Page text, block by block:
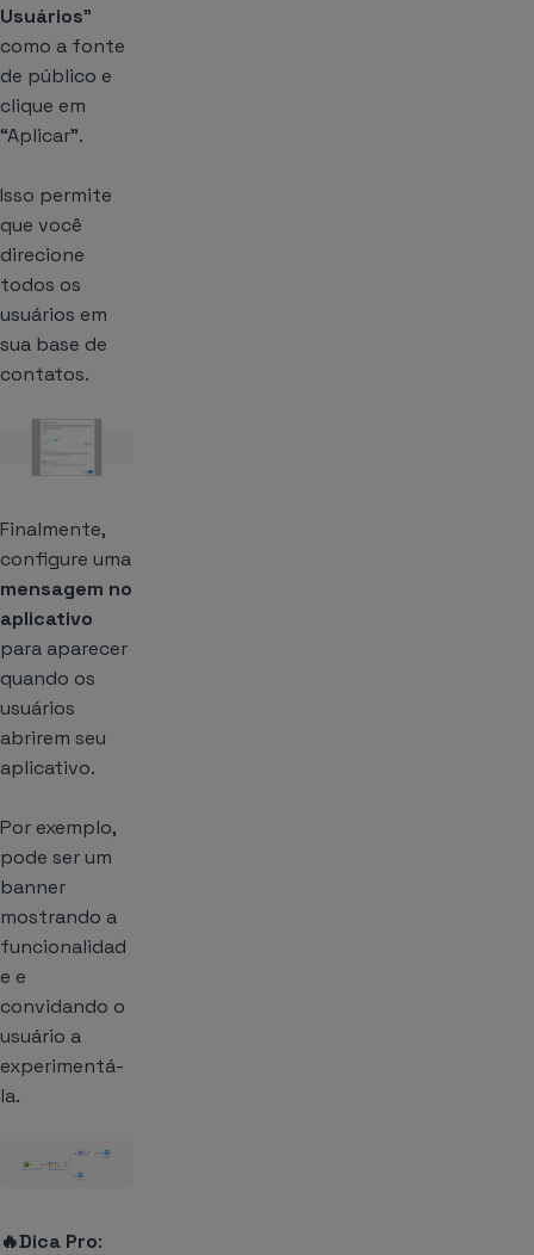
Usuários”
como a fonte
de público e
clique em
“Aplicar”.
Isso permite
que você
direcione
todos os
usuários em
sua base de
contatos.
Finalmente,
configure uma
mensagem no
aplicativo
para aparecer
quando os
usuários
abrirem seu
aplicativo.
Por exemplo,
pode ser um
banner
mostrando a
funcionalidad
e e
convidando o
usuário a
experimentá-
la.
🔥Dica Pro: